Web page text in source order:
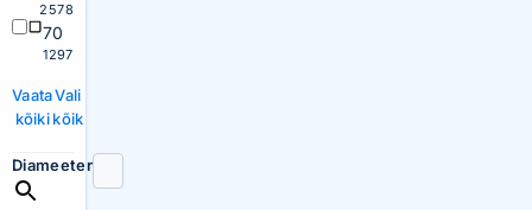
2578
70
1297
Vaata
kõiki
Vali
kõik
Diameeter